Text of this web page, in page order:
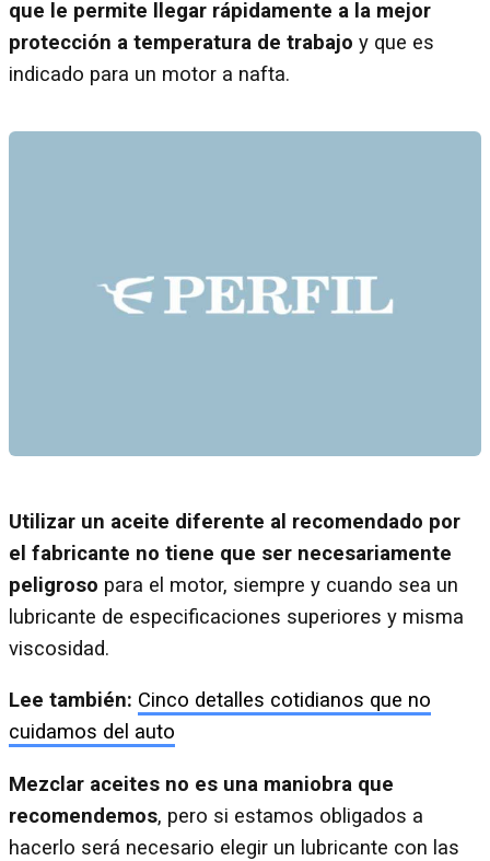
que le permite llegar rápidamente a la mejor
protección a temperatura de trabajo y que es
indicado para un motor a nafta.
Utilizar un aceite diferente al recomendado por
el fabricante no tiene que ser necesariamente
peligroso para el motor, siempre y cuando sea un
lubricante de especificaciones superiores y misma
viscosidad.
Lee también: Cinco detalles cotidianos que no
cuidamos del auto
Mezclar aceites no es una maniobra que
recomendemos, pero si estamos obligados a
hacerlo será necesario elegir un lubricante con las